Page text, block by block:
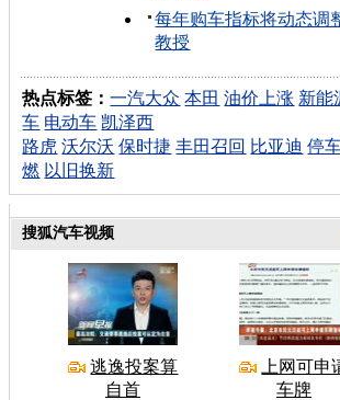
每年购车指标将动态调
教授
热点标签：一汽大众 本田 油价上涨 新能
车 电动车 凯泽西
路虎 沃尔沃 保时捷 丰田召回 比亚迪 停
燃 以旧换新
搜狐汽车视频
逃逸投案算
自首
上网可申
车牌